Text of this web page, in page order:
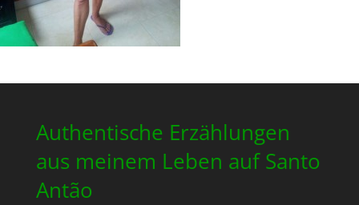
Authentische Erzählungen
aus meinem Leben auf Santo
Antão